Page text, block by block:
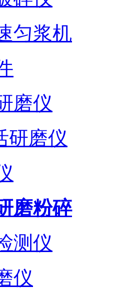
匀浆机
磨仪
研磨仪
磨粉碎
测仪
仪